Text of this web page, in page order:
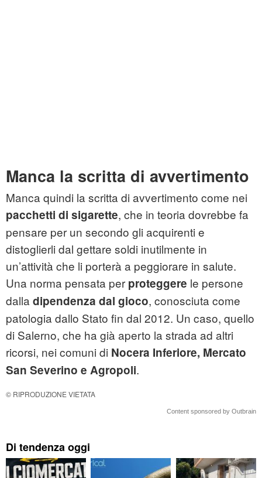
Manca la scritta di avvertimento
Manca quindi la scritta di avvertimento come nei
pacchetti di sigarette, che in teoria dovrebbe fa
pensare per un secondo gli acquirenti e
distoglierli dal gettare soldi inutilmente in
un’attività che li porterà a peggiorare in salute.
Una norma pensata per proteggere le persone
dalla dipendenza dal gioco, conosciuta come
patologia dallo Stato fin dal 2012. Un caso, quello
di Salerno, che ha già aperto la strada ad altri
ricorsi, nei comuni di Nocera Inferiore, Mercato
San Severino e Agropoli.
© RIPRODUZIONE VIETATA
Content sponsored by Outbrain
Di tendenza oggi